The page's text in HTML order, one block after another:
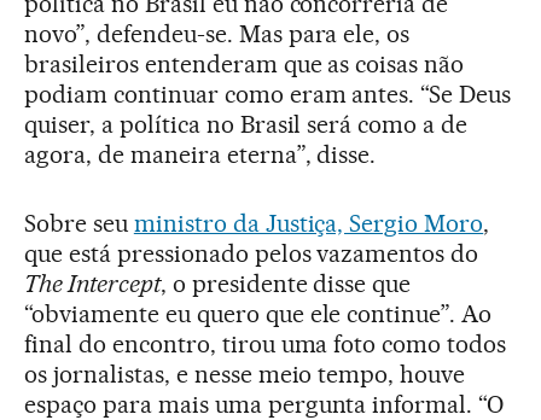
novo”, defendeu-se. Mas para ele, os
brasileiros entenderam que as coisas não
podiam continuar como eram antes. “Se Deus
quiser, a política no Brasil será como a de
agora, de maneira eterna”, disse.
Sobre seu ministro da Justiça, Sergio Moro,
que está pressionado pelos vazamentos do
The Intercept, o presidente disse que
“obviamente eu quero que ele continue”. Ao
final do encontro, tirou uma foto como todos
os jornalistas, e nesse meio tempo, houve
espaço para mais uma pergunta informal. “O